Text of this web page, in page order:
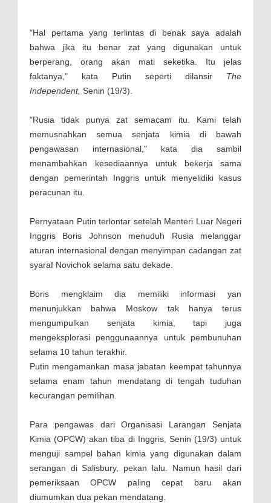
"Hal pertama yang terlintas di benak saya adalah
bahwa jika itu benar zat yang digunakan untuk
berperang, orang akan mati seketika. Itu jelas
faktanya," kata Putin seperti dilansir The
Independent, Senin (19/3).
"Rusia tidak punya zat semacam itu. Kami telah
memusnahkan semua senjata kimia di bawah
pengawasan internasional," kata dia sambil
menambahkan kesediaannya untuk bekerja sama
dengan pemerintah Inggris untuk menyelidiki kasus
peracunan itu.
Pernyataan Putin terlontar setelah Menteri Luar Negeri
Inggris Boris Johnson menuduh Rusia melanggar
aturan internasional dengan menyimpan cadangan zat
syaraf Novichok selama satu dekade.
Boris mengklaim dia memiliki informasi yan
menunjukkan bahwa Moskow tak hanya terus
mengumpulkan senjata kimia, tapi juga
mengeksplorasi penggunaannya untuk pembunuhan
selama 10 tahun terakhir.
Putin mengamankan masa jabatan keempat tahunnya
selama enam tahun mendatang di tengah tuduhan
kecurangan pemilihan.
Para pengawas dari Organisasi Larangan Senjata
Kimia (OPCW) akan tiba di Inggris, Senin (19/3) untuk
menguji sampel bahan kimia yang digunakan dalam
serangan di Salisbury, pekan lalu. Namun hasil dari
pemeriksaan OPCW paling cepat baru akan
diumumkan dua pekan mendatang.